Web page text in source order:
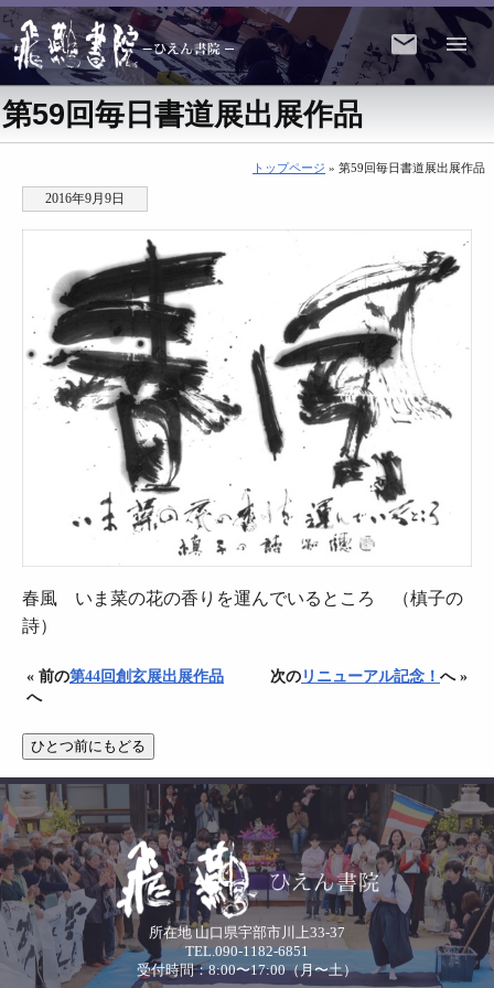
第59回毎日書道展出展作品
トップページ » 第59回毎日書道展出展作品
2016年9月9日
春風 いま菜の花の香りを運んでいるところ （槙子の
詩）
« 前の第44回創玄展出展作品
へ
次のリニューアル記念！ へ »
所在地 山口県宇部市川上33-37
TEL.090-1182-6851
受付時間：8:00〜17:00（月〜土）